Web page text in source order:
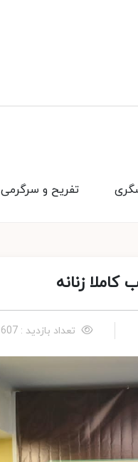
تفریح و سرگرمی
زنانه
تعداد بازدید : 607 نفر